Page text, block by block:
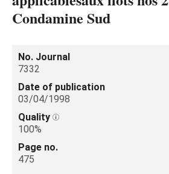
Condamine Sud
No. Journal
7332
Date of publication
03/04/1998
Quality
100%
Page no.
475